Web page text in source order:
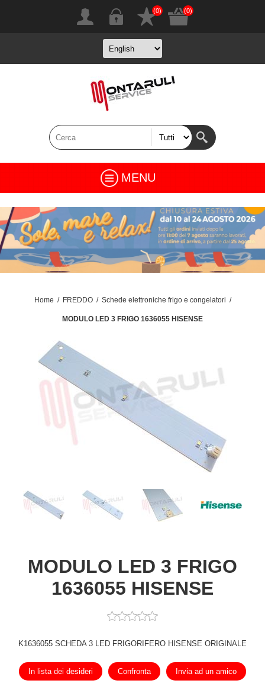
(0) (0)
MENU
Home / FREDDO / Schede elettroniche frigo e congelatori /
MODULO LED 3 FRIGO 1636055 HISENSE
MODULO LED 3 FRIGO
1636055 HISENSE
K1636055 SCHEDA 3 LED FRIGORIFERO HISENSE ORIGINALE
In lista dei desideri Confronta Invia ad un amico